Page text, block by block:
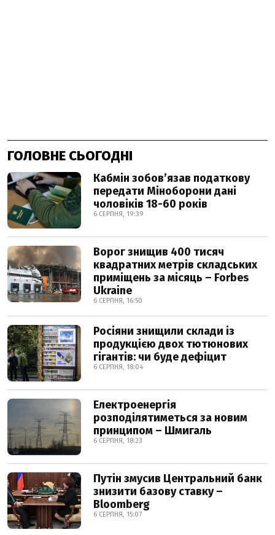
ГОЛОВНЕ СЬОГОДНІ
Кабмін зобовʼязав податкову
передати Міноборони дані
чоловіків 18-60 років
6 СЕРПНЯ, 19:39
Ворог знищив 400 тисяч
квадратних метрів складських
приміщень за місяць – Forbes
Ukraine
6 СЕРПНЯ, 16:50
Росіяни знищили склади із
продукцією двох тютюнових
гігантів: чи буде дефіцит
6 СЕРПНЯ, 18:04
Електроенергія
розподілятиметься за новим
принципом – Шмигаль
6 СЕРПНЯ, 18:23
Путін змусив Центральний банк
знизити базову ставку –
Bloomberg
6 СЕРПНЯ, 15:07